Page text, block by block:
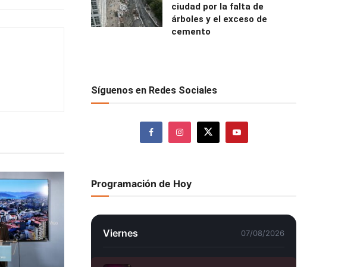
ciudad por la falta de
árboles y el exceso de
cemento
Síguenos en Redes Sociales
Programación de Hoy
Viernes 07/08/2026